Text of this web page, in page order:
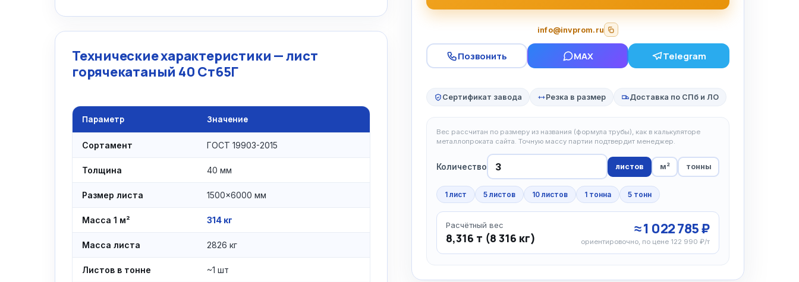
info@invprom.ru
Позвонить MAX Telegram
Сертификат завода Резка в размер Доставка по СПб и ЛО
Вес рассчитан по размеру из названия (формула трубы), как в калькуляторе
металлопроката сайта. Точную массу партии подтвердит менеджер.
Количество листов м² тонны
1 лист 5 листов 10 листов 1 тонна 5 тонн
Расчётный вес
8,316 т (8 316 кг)
≈ 1 022 785 ₽
ориентировочно, по цене 122 990 ₽/т
Технические характеристики — лист
горячекатаный 40 Ст65Г
Параметр Значение
Сортамент ГОСТ 19903-2015
Толщина 40 мм
Размер листа 1500×6000 мм
Масса 1 м² 314 кг
Масса листа 2826 кг
Листов в тонне ~1 шт